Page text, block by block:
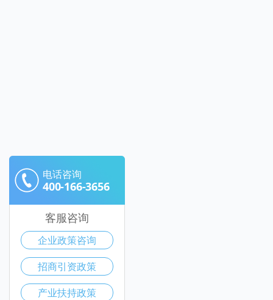
电话咨询
400-166-3656
客服咨询
企业政策咨询
招商引资政策
产业扶持政策